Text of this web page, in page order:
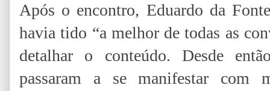
Após o encontro, Eduardo da
havia tido “a melhor de todas as
detalhar o conteúdo. Desde
passaram a se manifestar com